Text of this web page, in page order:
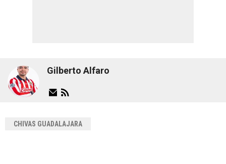
Gilberto Alfaro
CHIVAS GUADALAJARA